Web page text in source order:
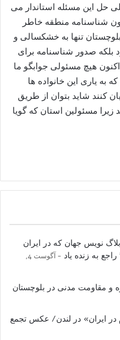
حل این مسئله استاندار می
شناسنامه منطقه خاطر
تنها به خشکسالی و
شود بلکه صدور شناسنامه برای
هیچ مسئولی جوابگو ما
به یاری این خانواده ها
کنند شاید بتوان از طریق
مسئولین استان که گویا
نویس جهان که در ایران
به زنده یاد
آگوست 4,
و مقاومت مدنی در بلوچستان
در ایران» در لندن/ عکس تجمع